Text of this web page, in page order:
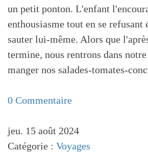
un petit ponton. L'enfant
enthousiasme tout en se refusant
sauter lui-même. Alors que
termine, nous rentrons dans
manger nos salades-tomates-
0 Commentaire
jeu. 15 août 2024
Catégorie : Voyages